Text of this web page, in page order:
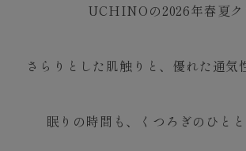
UCHINOの2026年春夏ク
さらりとした肌触りと、優れた通気
眠りの時間も、くつろぎのひと